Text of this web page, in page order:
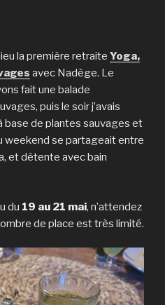
la première retraite Yoga,
avec Nadège. Le
fait une balade
puis le soir j’avais
base de plantes sauvages et
weekend se partageait entre
et détente avec bain
du 19 au 21 mai, n’attendez
de place est très limité.